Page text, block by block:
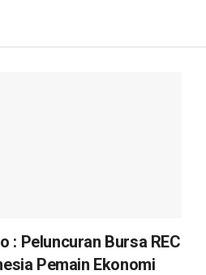
: Peluncuran Bursa REC
Pemain Ekonomi